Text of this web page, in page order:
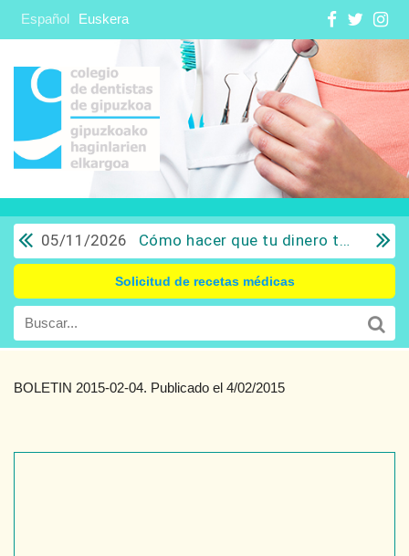
Español Euskera
05/11/2026 Cómo hacer que tu dinero trabaje para ti: Del ahorro a la inversión con sentido común.
Solicitud de recetas médicas
BOLETIN 2015-02-04. Publicado el 4/02/2015